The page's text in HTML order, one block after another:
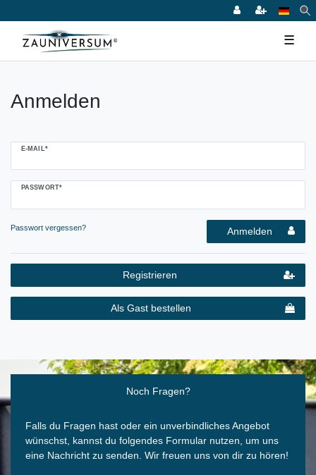
☰
Anmelden
E-MAIL*
PASSWORT*
Passwort vergessen? Anmelden
Registrieren
Als Gast bestellen
Noch Fragen?
Falls du Fragen hast oder ein unverbindliches Angebot
wünschst, kannst du folgendes Formular nutzen, um uns
eine Nachricht zu senden. Wir freuen uns von dir zu hören!
Ceres::Template.mailFormHoneypotLabel